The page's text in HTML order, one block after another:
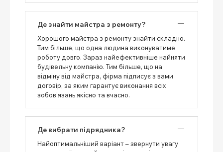
Де знайти майстра з ремонту?
Хорошого майстра з ремонту знайти складно.
Тим більше, що одна людина виконуватиме
роботу довго. Зараз найефективніше найняти
будівельну компанію. Тим більше, що на
відміну від майстра, фірма підписує з вами
договір, за яким гарантує виконання всіх
зобов’язань якісно та вчасно.
Де вибрати підрядника?
Найоптимальніший варіант – звернути увагу